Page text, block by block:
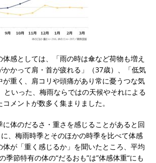
感としては、「雨の時は傘など荷物も増え
かかって肩・首が疲れる」（37歳）、「低気
が重く、肩コリや頭痛があり常に憂うつな気
といった、梅雨ならではの天候やそれによる
メントが数多く集まりました。
に体のだるさ・重さを感じることがあると回
、梅雨時季とそのほかの時季を比べて体感
体が「重く感じるか」を聞いたところ、平均
季節特有の体の“だるおも”は”体感体重“にも